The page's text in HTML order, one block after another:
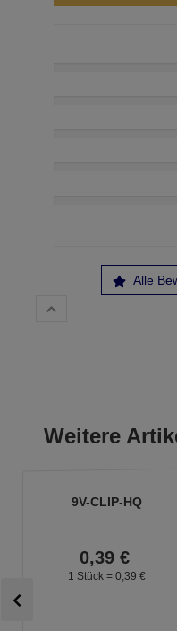
Alle
Weitere
9V-CLIP-HQ
0,39 €
1 Stück = 0, 39 €